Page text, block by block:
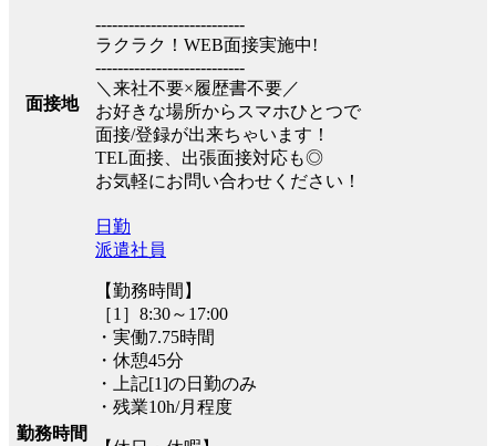
面接地
---------------------------
ラクラク！WEB面接実施中!
---------------------------
＼来社不要×履歴書不要／
お好きな場所からスマホひとつで
面接/登録が出来ちゃいます！
TEL面接、出張面接対応も◎
お気軽にお問い合わせください！
勤務時間
日勤
派遣社員
【勤務時間】
［1］8:30～17:00
・実働7.75時間
・休憩45分
・上記[1]の日勤のみ
・残業10h/月程度